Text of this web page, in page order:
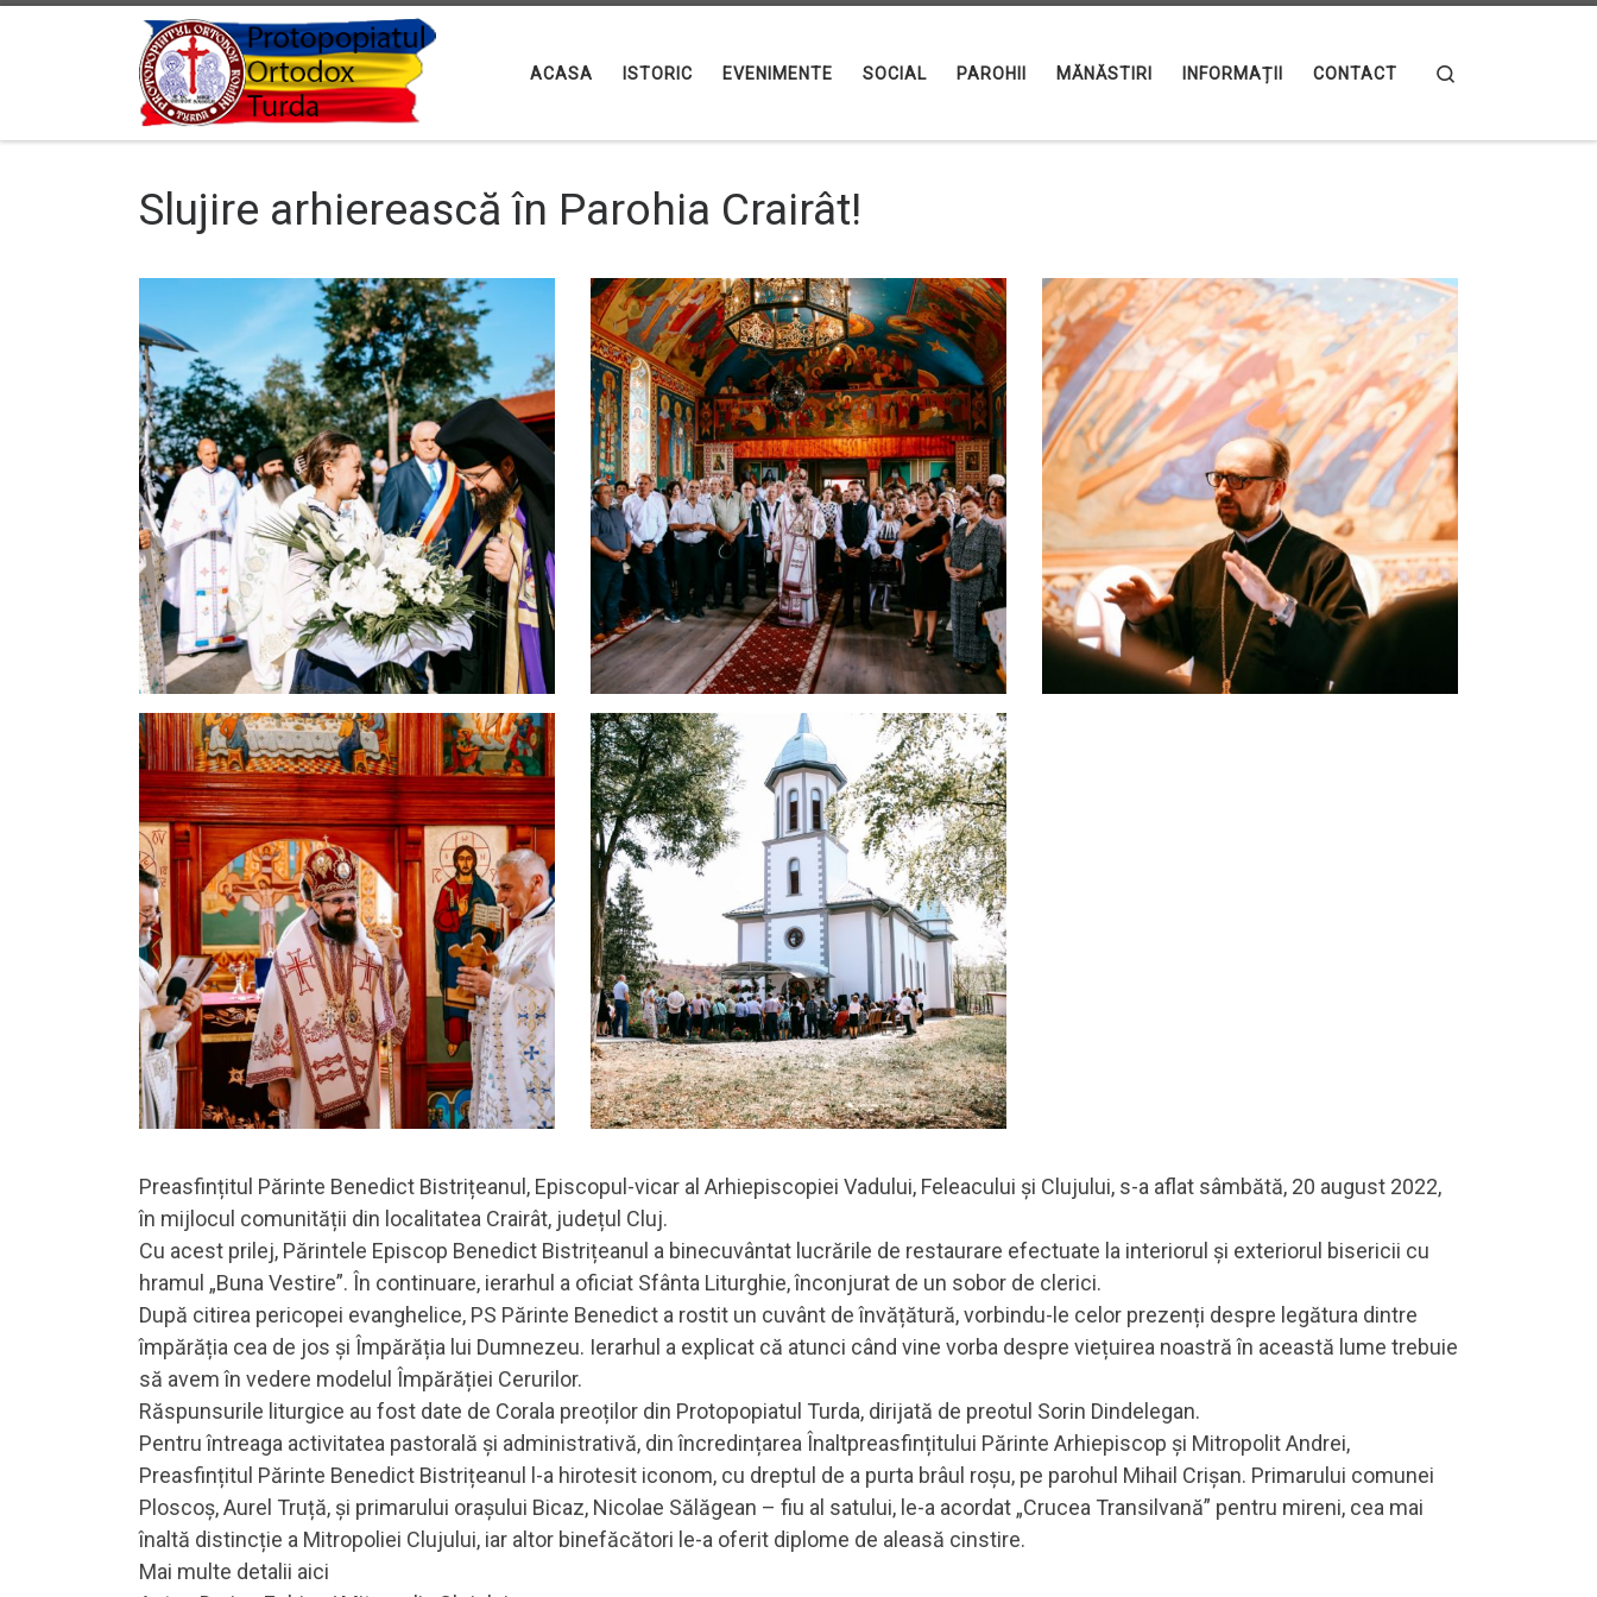
ACASA ISTORIC EVENIMENTE SOCIAL PAROHII MĂNĂSTIRI INFORMAȚII CONTACT
Slujire arhierească în Parohia Crairât!
Preasfințitul Părinte Benedict Bistrițeanul, Episcopul-vicar al Arhiepiscopiei Vadului, Feleacului și Clujului, s-a aflat sâmbătă, 20 august 2022,
în mijlocul comunității din localitatea Crairât, județul Cluj.
Cu acest prilej, Părintele Episcop Benedict Bistrițeanul a binecuvântat lucrările de restaurare efectuate la interiorul și exteriorul bisericii cu
hramul „Buna Vestire”. În continuare, ierarhul a oficiat Sfânta Liturghie, înconjurat de un sobor de clerici.
După citirea pericopei evanghelice, PS Părinte Benedict a rostit un cuvânt de învățătură, vorbindu-le celor prezenți despre legătura dintre
împărăția cea de jos și Împărăția lui Dumnezeu. Ierarhul a explicat că atunci când vine vorba despre viețuirea noastră în această lume trebuie
să avem în vedere modelul Împărăției Cerurilor.
Răspunsurile liturgice au fost date de Corala preoților din Protopopiatul Turda, dirijată de preotul Sorin Dindelegan.
Pentru întreaga activitatea pastorală și administrativă, din încredințarea Înaltpreasfințitului Părinte Arhiepiscop și Mitropolit Andrei,
Preasfințitul Părinte Benedict Bistrițeanul l-a hirotesit iconom, cu dreptul de a purta brâul roșu, pe parohul Mihail Crișan. Primarului comunei
Ploscoș, Aurel Truță, și primarului orașului Bicaz, Nicolae Sălăgean – fiu al satului, le-a acordat „Crucea Transilvană” pentru mireni, cea mai
înaltă distincție a Mitropoliei Clujului, iar altor binefăcători le-a oferit diplome de aleasă cinstire.
Mai multe detalii aici